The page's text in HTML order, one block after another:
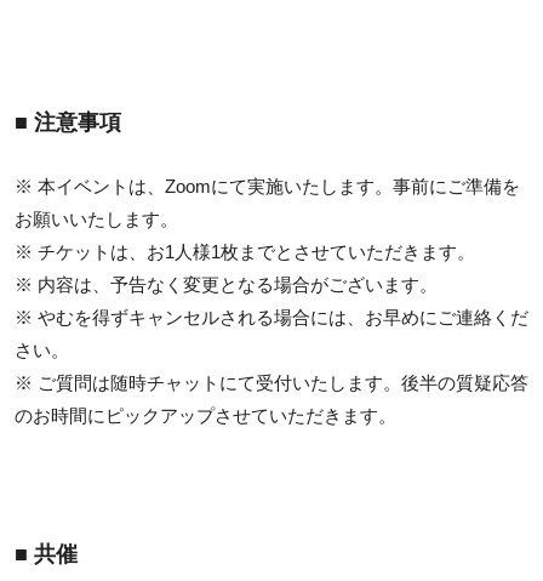
■ 注意事項
※ 本イベントは、Zoomにて実施いたします。事前にご準備を
お願いいたします。
※ チケットは、お1人様1枚までとさせていただきます。
※ 内容は、予告なく変更となる場合がございます。
※ やむを得ずキャンセルされる場合には、お早めにご連絡くだ
さい。
※ ご質問は随時チャットにて受付いたします。後半の質疑応答
のお時間にピックアップさせていただきます。
■ 共催